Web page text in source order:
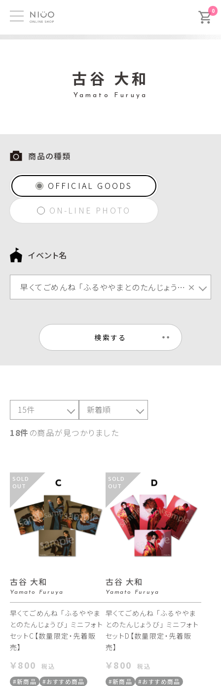
0
古谷 大和
Yamato Furuya
商品の種類
OFFICIAL GOODS
ON-LINE PHOTO
イベント名
×
早くてごめんね 「ふるややまとのたんじょうび」
検索する
18件 の商品が見つかりました
SOLD
OUT
古谷 大和
Yamato Furuya
早くてごめんね 「ふるややま
とのたんじょうび」 ミニフォト
セットC【数量限定・先着販
売】
￥800
税込
#新商品
#おすすめ商品
SOLD
OUT
古谷 大和
Yamato Furuya
早くてごめんね 「ふるややま
とのたんじょうび」 ミニフォト
セットD【数量限定・先着販
売】
￥800
税込
#新商品
#おすすめ商品